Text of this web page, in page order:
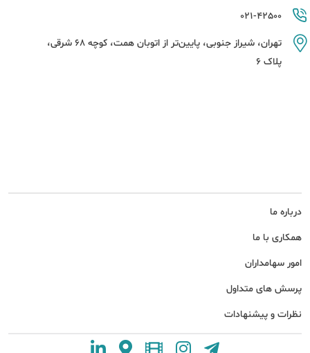
درباره ما
همکاری با ما
امور سهامداران
پرسش های متداول
نظرات و پیشنهادات
021-42500
تهران، شیراز جنوبی، پایین‌تر از اتوبان همت، کوچه 68 شرقی،
پلاک 6